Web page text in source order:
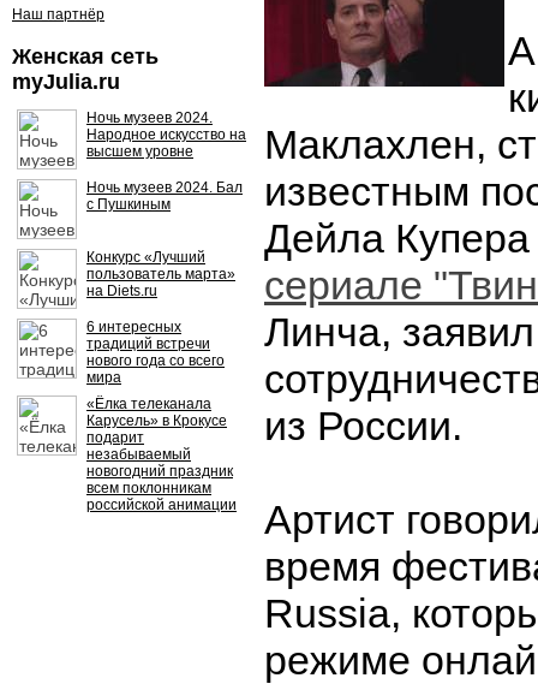
Наш партнёр
Женская сеть
myJulia.ru
Ночь музеев 2024.
Народное искусство на
высшем уровне
Ночь музеев 2024. Бал
с Пушкиным
Конкурс «Лучший
пользователь марта»
на Diets.ru
6 интересных
традиций встречи
нового года со всего
мира
«Ёлка телеканала
Карусель» в Крокусе
подарит
незабываемый
новогодний праздник
всем поклонникам
российской анимации
Маклахлен,
известным
Дейла
сериале
Линча,
из России.
Артист
время
Russia,
режиме